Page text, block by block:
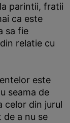
parintii, fratii
ca este
sa fie
relatie cu
este
seama de
celor din jurul
de a nu se